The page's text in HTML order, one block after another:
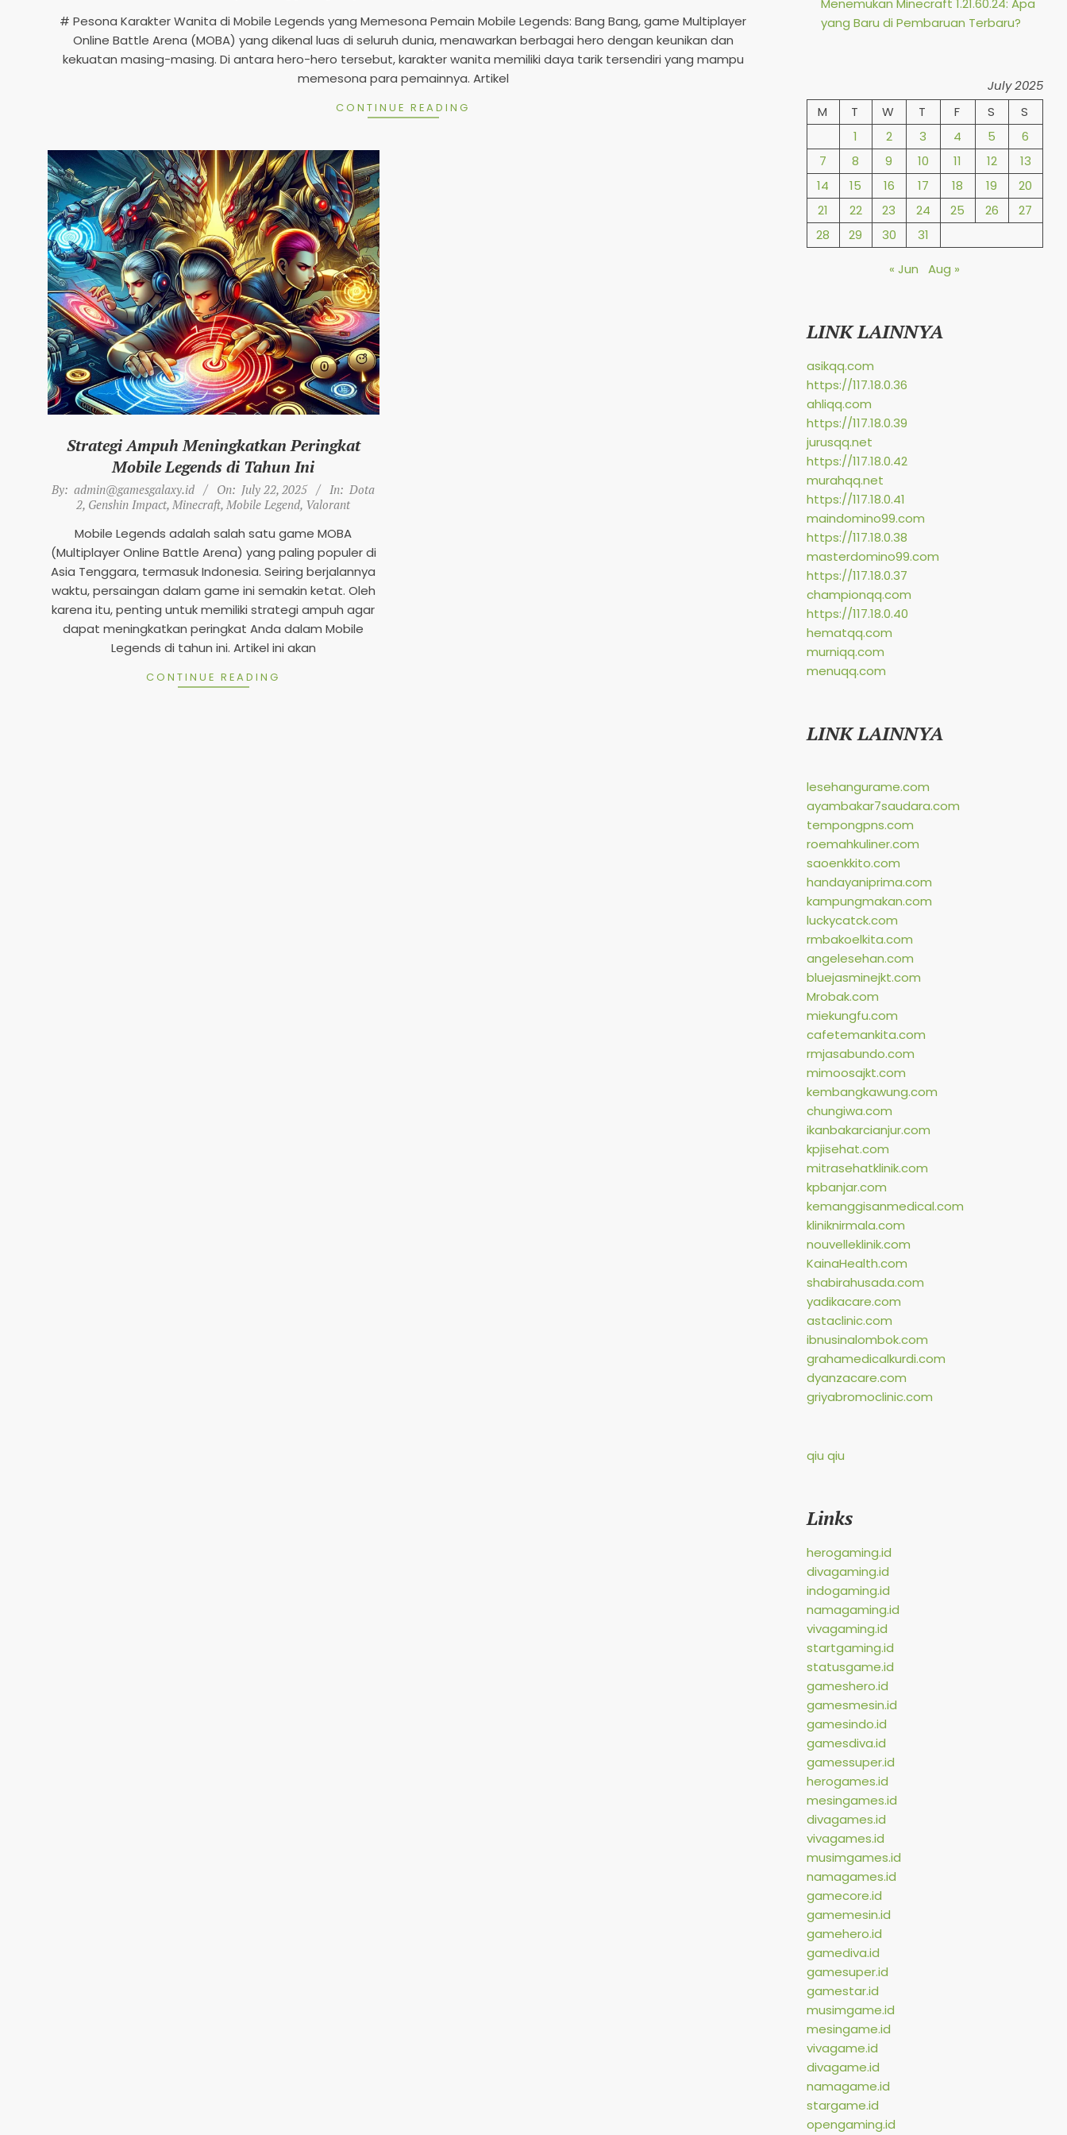
5
# Pesona Karakter Wanita di Mobile Legends yang Memesona Pemain Mobile Legends: Bang Bang, game Multiplayer
Online Battle Arena (MOBA) yang dikenal luas di seluruh dunia, menawarkan berbagai hero dengan keunikan dan
kekuatan masing-masing. Di antara hero-hero tersebut, karakter wanita memiliki daya tarik tersendiri yang mampu
memesona para pemainnya. Artikel
CONTINUE READING
Strategi Ampuh Meningkatkan Peringkat
Mobile Legends di Tahun Ini
2025-
By: admin@gamesgalaxy.id On: July 22, 2025 In: Dota
2, Genshin Impact,Minecraft,Mobile Legend, Valorant
Mobile Legends adalah salah satu game MOBA
(Multiplayer Online Battle Arena) yang paling populer di
Asia Tenggara, termasuk Indonesia. Seiring berjalannya
waktu, persaingan dalam game ini semakin ketat. Oleh
karena itu, penting untuk memiliki strategi ampuh agar
dapat meningkatkan peringkat Anda dalam Mobile
Legends di tahun ini. Artikel ini akan
CONTINUE READING
Menemukan Minecraft 1.21.60.24: Apa
yang Baru di Pembaruan Terbaru?
July 2025
M
T W T F S
S
1
2 3 4 5
6
7
8 9 10 11 12
13
14
15 16 17 18 19
20
21
22 23 24 25 26
27
28
29 30 31
« Jun Aug »
LINK LAINNYA
asikqq.com
https://117.18.0.36
ahliqq.com
https://117.18.0.39
jurusqq.net
https://117.18.0.42
murahqq.net
https://117.18.0.41
maindomino99.com
https://117.18.0.38
masterdomino99.com
https://117.18.0.37
championqq.com
https://117.18.0.40
hematqq.com
murniqq.com
menuqq.com
LINK LAINNYA
lesehangurame.com
ayambakar7saudara.com
tempongpns.com
roemahkuliner.com
saoenkkito.com
handayaniprima.com
kampungmakan.com
luckycatck.com
rmbakoelkita.com
angelesehan.com
bluejasminejkt.com
Mrobak.com
miekungfu.com
cafetemankita.com
rmjasabundo.com
mimoosajkt.com
kembangkawung.com
chungiwa.com
ikanbakarcianjur.com
kpjisehat.com
mitrasehatklinik.com
kpbanjar.com
kemanggisanmedical.com
kliniknirmala.com
nouvelleklinik.com
KainaHealth.com
shabirahusada.com
yadikacare.com
astaclinic.com
ibnusinalombok.com
grahamedicalkurdi.com
dyanzacare.com
griyabromoclinic.com
qiu qiu
Links
herogaming.id
divagaming.id
indogaming.id
namagaming.id
vivagaming.id
startgaming.id
statusgame.id
gameshero.id
gamesmesin.id
gamesindo.id
gamesdiva.id
gamessuper.id
herogames.id
mesingames.id
divagames.id
vivagames.id
musimgames.id
namagames.id
gamecore.id
gamemesin.id
gamehero.id
gamediva.id
gamesuper.id
gamestar.id
musimgame.id
mesingame.id
vivagame.id
divagame.id
namagame.id
stargame.id
opengaming.id